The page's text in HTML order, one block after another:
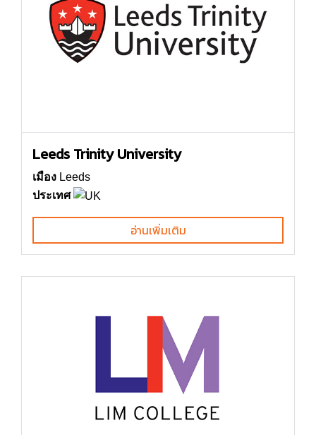
Leeds Trinity University
เมือง Leeds
ประเทศ
อ่านเพิ่มเติม